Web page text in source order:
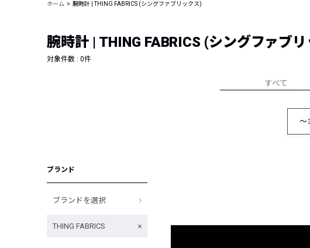
ブランドから探す
新着アイテム
編集部のおすすめアイテム
特集記事
コーディネート
ホーム 腕時計 | THING FABRICS (シングファブリックス)
腕時計 | THING FABRICS (シングファブ
対象件数 : 0件
すべて
～
ブランド
ブランドを選択
THING FABRICS